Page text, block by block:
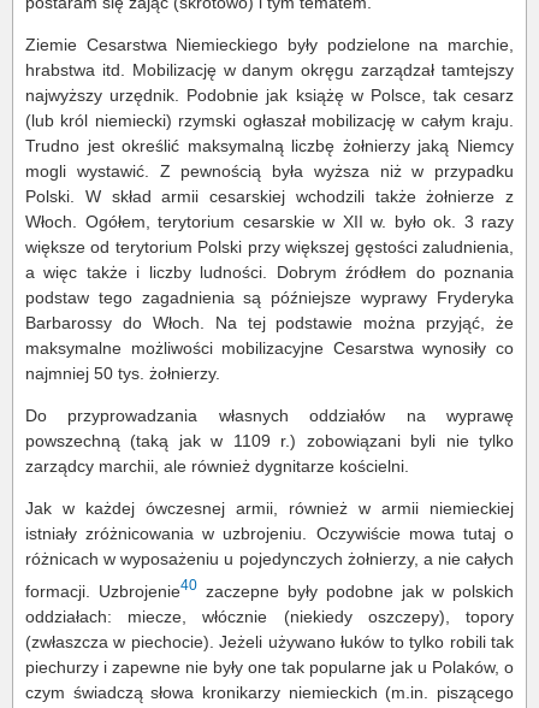
Ziemie Cesarstwa Niemieckiego były podzielone na marchie,
hrabstwa itd. Mobilizację w danym okręgu zarządzał tamtejszy
najwyższy urzędnik. Podobnie jak książę w Polsce, tak cesarz
(lub król niemiecki) rzymski ogłaszał mobilizację w całym kraju.
Trudno jest określić maksymalną liczbę żołnierzy jaką Niemcy
mogli wystawić. Z pewnością była wyższa niż w przypadku
Polski. W skład armii cesarskiej wchodzili także żołnierze z
Włoch. Ogółem, terytorium cesarskie w XII w. było ok. 3 razy
większe od terytorium Polski przy większej gęstości zaludnienia,
a więc także i liczby ludności. Dobrym źródłem do poznania
podstaw tego zagadnienia są późniejsze wyprawy Fryderyka
Barbarossy do Włoch. Na tej podstawie można przyjąć, że
maksymalne możliwości mobilizacyjne Cesarstwa wynosiły co
najmniej 50 tys. żołnierzy.
Do przyprowadzania własnych oddziałów na wyprawę
powszechną (taką jak w 1109 r.) zobowiązani byli nie tylko
zarządcy marchii, ale również dygnitarze kościelni.
Jak w każdej ówczesnej armii, również w armii niemieckiej
istniały zróżnicowania w uzbrojeniu. Oczywiście mowa tutaj o
różnicach w wyposażeniu u pojedynczych żołnierzy, a nie całych
formacji. Uzbrojenie40 zaczepne były podobne jak w polskich
oddziałach: miecze, włócznie (niekiedy oszczepy), topory
(zwłaszcza w piechocie). Jeżeli używano łuków to tylko robili tak
piechurzy i zapewne nie były one tak popularne jak u Polaków, o
czym świadczą słowa kronikarzy niemieckich (m.in. piszącego